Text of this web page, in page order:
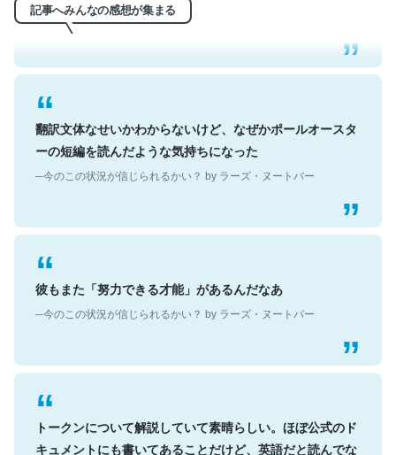
記事へみんなの感想が集まる
─今のこの状況が信じられるかい？ by ラーズ・ヌートバー
翻訳文体なせいかわからないけど、なぜかポールオースタ
ーの短編を読んだような気持ちになった
彼もまた「努力できる才能」があるんだなあ
トークンについて解説していて素晴らしい。ほぼ公式のド
キュメントにも書いてあることだけど、英語だと読んでな